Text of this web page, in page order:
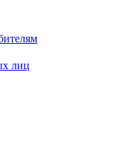
лиц